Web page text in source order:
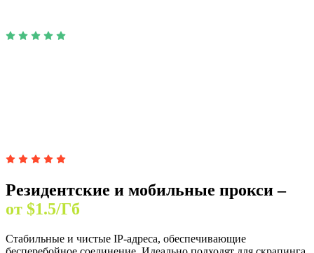
Резидентские и мобильные прокси –
от $1.5/Гб
Стабильные и чистые IP-адреса, обеспечивающие